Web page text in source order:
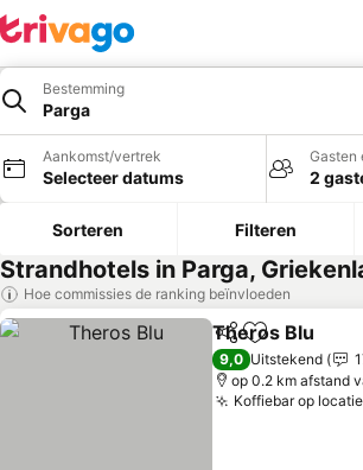
Bestemming
Parga
Aankomst/vertrek
Selecteer datums
Gasten
2
Sorteren Filteren
Strandhotels in Parga,
Hoe commissies de ranking beïnvloeden
DelenToevoegen
Theros Blu
9,0 Uitstekend
op 0.2 km afstand
Koffiebar op locatie